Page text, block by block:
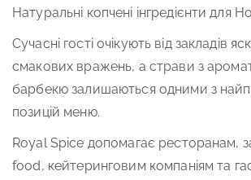
Натуральні копчені інгредієнти для
Сучасні гості очікують від закладів
смакових вражень, а страви з
барбекю залишаються одними з
позицій меню.
Royal Spice допомагає ресторанам,
food, кейтеринговим компаніям та